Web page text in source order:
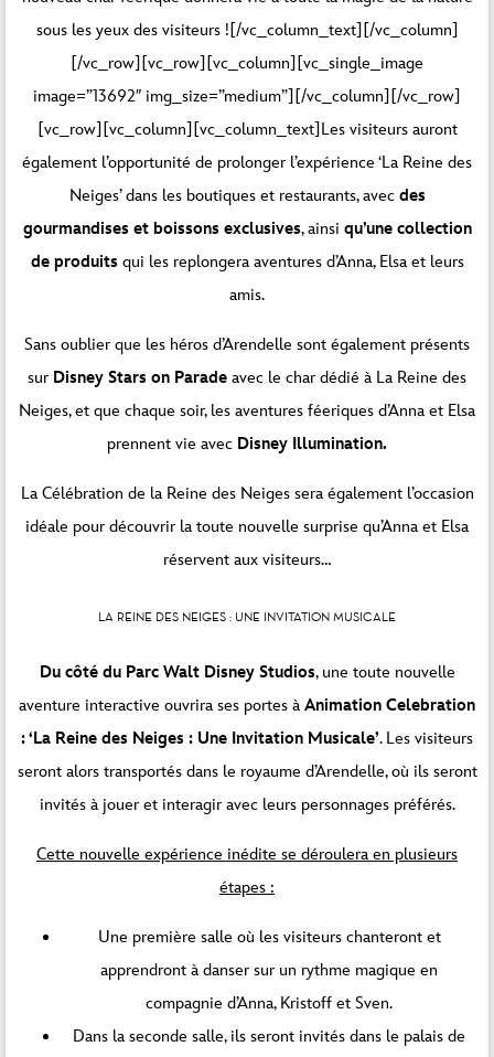
sous les yeux des visiteurs ![/vc_column_text][/vc_column]
[/vc_row][vc_row][vc_column][vc_single_image
image=”13692″ img_size=”medium”][/vc_column][/vc_row]
[vc_row][vc_column][vc_column_text]Les visiteurs auront
également l’opportunité de prolonger l’expérience ‘La Reine des
Neiges’ dans les boutiques et restaurants, avec des
gourmandises et boissons exclusives, ainsi qu’une collection
de produits qui les replongera aventures d’Anna, Elsa et leurs
amis.
Sans oublier que les héros d’Arendelle sont également présents
sur Disney Stars on Parade avec le char dédié à La Reine des
Neiges, et que chaque soir, les aventures féeriques d’Anna et Elsa
prennent vie avec Disney Illumination.
La Célébration de la Reine des Neiges sera également l’occasion
idéale pour découvrir la toute nouvelle surprise qu’Anna et Elsa
réservent aux visiteurs…
LA REINE DES NEIGES : UNE INVITATION MUSICALE
Du côté du Parc Walt Disney Studios, une toute nouvelle
aventure interactive ouvrira ses portes à Animation Celebration
: ‘La Reine des Neiges : Une Invitation Musicale’. Les visiteurs
seront alors transportés dans le royaume d’Arendelle, où ils seront
invités à jouer et interagir avec leurs personnages préférés.
Cette nouvelle expérience inédite se déroulera en plusieurs
étapes :
Une première salle où les visiteurs chanteront et
apprendront à danser sur un rythme magique en
compagnie d’Anna, Kristoff et Sven.
Dans la seconde salle, ils seront invités dans le palais de